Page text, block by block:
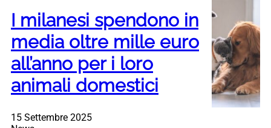
I milanesi spendono in
media oltre mille euro
all’anno per i loro
animali domestici
15 Settembre 2025